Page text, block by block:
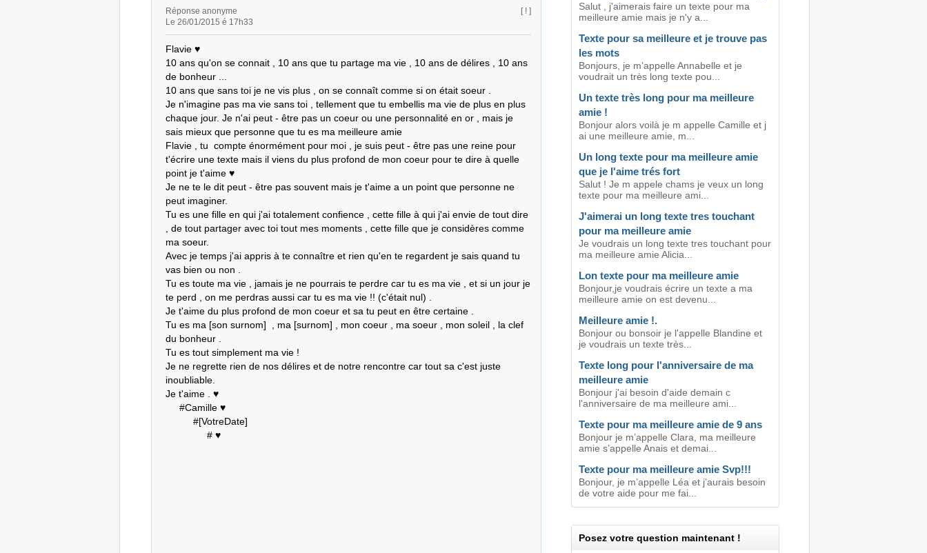
Réponse anonyme
Le 26/01/2015 é 17h33
[ ! ]
Flavie ♥
10 ans qu'on se connait , 10 ans que tu partage ma vie , 10 ans de délires , 10 ans
de bonheur ...
10 ans que sans toi je ne vis plus , on se connaît comme si on était soeur .
Je n'imagine pas ma vie sans toi , tellement que tu embellis ma vie de plus en plus
chaque jour. Je n'ai peut - être pas un coeur ou une personnalité en or , mais je
sais mieux que personne que tu es ma meilleure amie
Flavie , tu  compte énormément pour moi , je suis peut - être pas une reine pour
t'écrire une texte mais il viens du plus profond de mon coeur pour te dire à quelle
point je t'aime ♥
Je ne te le dit peut - être pas souvent mais je t'aime a un point que personne ne
peut imaginer.
Tu es une fille en qui j'ai totalement confience , cette fille à qui j'ai envie de tout dire
, de tout partager avec toi tout mes moments , cette fille que je considères comme
ma soeur.
Avec je temps j'ai appris à te connaître et rien qu'en te regardent je sais quand tu
vas bien ou non .
Tu es toute ma vie , jamais je ne pourrais te perdre car tu es ma vie , et si un jour je
te perd , on me perdras aussi car tu es ma vie !! (c'était nul) .
Je t'aime du plus profond de mon coeur et sa tu peut en être certaine .
Tu es ma [son surnom]  , ma [surnom] , mon coeur , ma soeur , mon soleil , la clef
du bonheur .
Tu es tout simplement ma vie !
Je ne regrette rien de nos délires et de notre rencontre car tout sa c'est juste
inoubliable.
Je t'aime . ♥
Salut , j'aimerais faire un texte pour ma
meilleure amie mais je n'y a...
Texte pour sa meilleure et je trouve pas
les mots
Bonjours, je m’appelle Annabelle et je
voudrait un très long texte pou...
Un texte très long pour ma meilleure
amie !
Bonjour alors voilà je m appelle Camille et j
ai une meilleure amie, m...
Un long texte pour ma meilleure amie
que je l'aime trés fort
Salut ! Je m appele chams je veux un long
texte pour ma meilleure ami...
J'aimerai un long texte tres touchant
pour ma meilleure amie
Je voudrais un long texte tres touchant pour
ma meilleure amie Alicia...
Lon texte pour ma meilleure amie
Bonjour,je voudrais écrire un texte a ma
meilleure amie on est devenu...
Meilleure amie !.
Bonjour ou bonsoir je l'appelle Blandine et
je voudrais un texte très...
Texte long pour l'anniversaire de ma
meilleure amie
Bonjour j'ai besoin d'aide demain c
l'anniversaire de ma meilleure ami...
Texte pour ma meilleure amie de 9 ans
Bonjour je m’appelle Clara, ma meilleure
amie s’appelle Anais et demai...
Texte pour ma meilleure amie Svp!!!
Bonjour, je m’appelle Léa et j’aurais besoin
de votre aide pour me fai...
Posez votre question maintenant !